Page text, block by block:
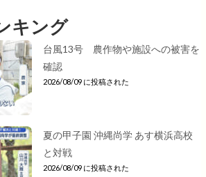
キング
台風13号 農作物や施設への被害を
確認
2026/08/09 に投稿された
夏の甲子園 沖縄尚学 あす横浜高校
と対戦
2026/08/09 に投稿された